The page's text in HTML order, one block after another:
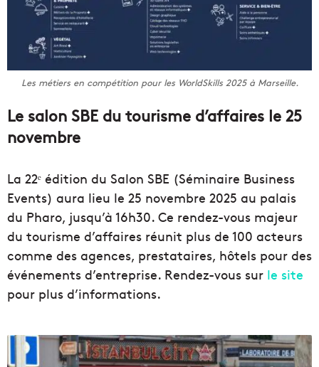
Les métiers en compétition pour les WorldSkills 2025 à Marseille.
Le salon SBE du tourisme d’affaires le 25
novembre
La 22ᵉ édition du Salon SBE (Séminaire Business
Events) aura lieu le 25 novembre 2025 au palais
du Pharo, jusqu’à 16h30. Ce rendez-vous majeur
du tourisme d’affaires réunit plus de 100 acteurs
comme des agences, prestataires, hôtels pour des
événements d’entreprise. Rendez-vous sur le site
pour plus d’informations.
B
r